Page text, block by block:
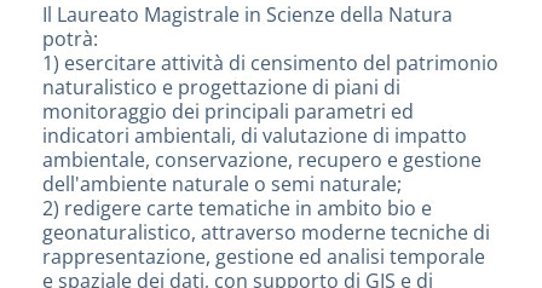
Il Laureato Magistrale in Scienze della Natura
potrà:
1) esercitare attività di censimento del patrimonio
naturalistico e progettazione di piani di
monitoraggio dei principali parametri ed
indicatori ambientali, di valutazione di impatto
ambientale, conservazione, recupero e gestione
dell'ambiente naturale o semi naturale;
2) redigere carte tematiche in ambito bio e
geonaturalistico, attraverso moderne tecniche di
rappresentazione, gestione ed analisi temporale
e spaziale dei dati, con supporto di GIS e di